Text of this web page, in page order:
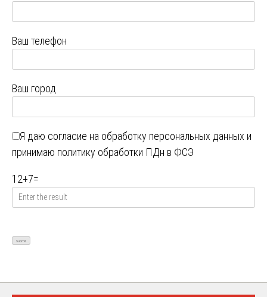
Ваш телефон
Ваш город
Я даю согласие на обработку персональных данных и
принимаю политику обработки ПДн в ФСЭ
12+7=